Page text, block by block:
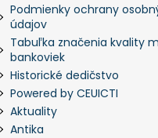
Podmienky ochrany
údajov
Tabuľka značenia kvality
bankoviek
Historické dedičstvo
Powered by CEUICTI
Aktuality
Antika